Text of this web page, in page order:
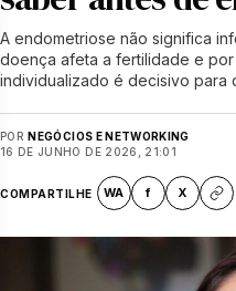
A endometriose não significa
doença afeta a fertilidade e
individualizado é decisivo para
POR NEGÓCIOS E NETWORKING
16 DE JUNHO DE 2026, 21:01
COMPARTILHE WA f X